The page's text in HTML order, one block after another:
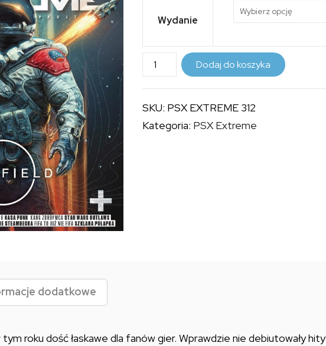
od
do
24,99 zł
Wydanie
ilość
PSX
312
Dodaj do koszyka
SKU: PSX EXTREME 312
Kategoria: PSX Extreme
dodatkowe
roku dość łaskawe dla fanów gier. Wprawdzie nie debiutowały hity